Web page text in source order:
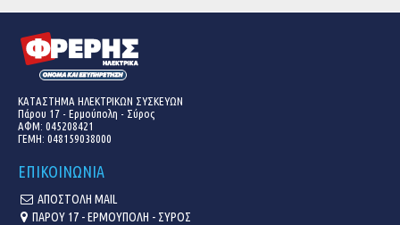
ΚΑΤΑΣΤΗΜΑ ΗΛΕΚΤΡΙΚΩΝ ΣΥΣΚΕΥΩΝ
Πάρου 17 - Ερμούπολη - Σύρος
ΑΦΜ: 045208421
ΓΕΜΗ: 048159038000
ΕΠΙΚΟΙΝΩΝΙΑ
ΑΠΟΣΤΟΛΗ MAIL
ΠΑΡΟΥ 17 - ΕΡΜΟΥΠΟΛΗ - ΣΥΡΟΣ